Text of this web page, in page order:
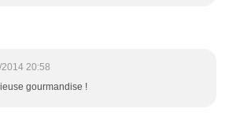
20:58
gourmandise !